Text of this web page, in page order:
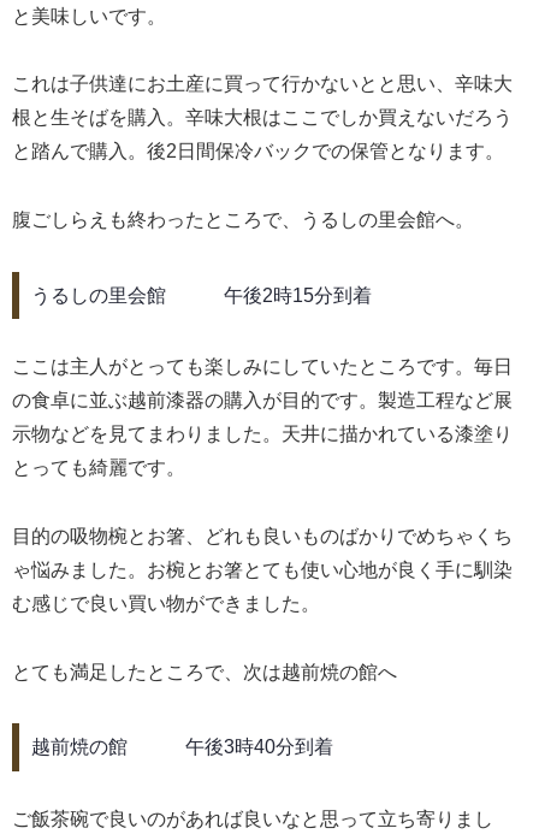
と美味しいです。
これは子供達にお土産に買って行かないとと思い、辛味大
根と生そばを購入。辛味大根はここでしか買えないだろう
と踏んで購入。後2日間保冷バックでの保管となります。
腹ごしらえも終わったところで、うるしの里会館へ。
うるしの里会館 午後2時15分到着
ここは主人がとっても楽しみにしていたところです。毎日
の食卓に並ぶ越前漆器の購入が目的です。製造工程など展
示物などを見てまわりました。天井に描かれている漆塗り
とっても綺麗です。
目的の吸物椀とお箸、どれも良いものばかりでめちゃくち
ゃ悩みました。お椀とお箸とても使い心地が良く手に馴染
む感じで良い買い物ができました。
とても満足したところで、次は越前焼の館へ
越前焼の館 午後3時40分到着
ご飯茶碗で良いのがあれば良いなと思って立ち寄りまし